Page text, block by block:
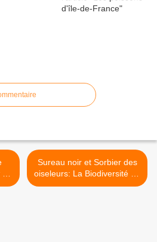
Sureau noir et Sorbier des
oiseleurs: La Biodiversité en
Ile-de-France >